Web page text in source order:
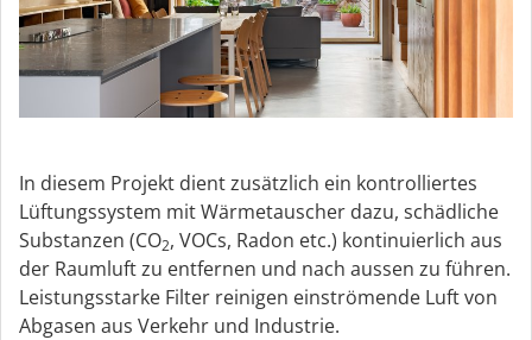
In diesem Projekt dient zusätzlich ein kontrolliertes
Lüftungssystem mit Wärmetauscher dazu, schädliche
Substanzen (CO2, VOCs, Radon etc.) kontinuierlich aus
der Raumluft zu entfernen und nach aussen zu führen.
Leistungsstarke Filter reinigen einströmende Luft von
Abgasen aus Verkehr und Industrie.